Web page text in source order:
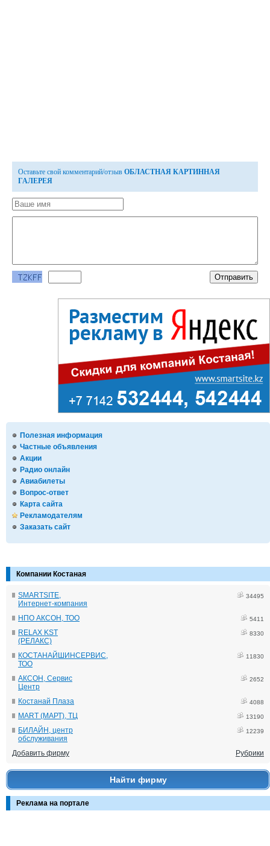
Полезная информация
Частные объявления
Акции
Радио онлайн
Авиабилеты
Вопрос-ответ
Карта сайта
Рекламодателям
Заказать сайт
Компании Костаная
SMARTSITE,
Интернет-компания
34495
НПО АКСОН, ТОО 5411
RELAX KST
(РЕЛАКС)
8330
КОСТАНАЙШИНСЕРВИС,
ТОО
11830
АКСОН, Сервис
Центр
2652
Костанай Плаза 4088
MART (МАРТ), ТЦ 13190
БИЛАЙН, центр
обслуживания
12239
Добавить фирму Рубрики
Найти фирму
Реклама на портале
Оставьте свой комментарий/отзыв ОБЛАСТНАЯ КАРТИННАЯ
ГАЛЕРЕЯ